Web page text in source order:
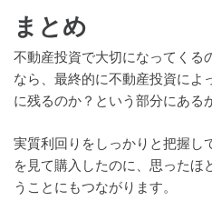
まとめ
不動産投資で大切になってくる
なら、最終的に不動産投資によ
に残るのか？という部分にある
実質利回りをしっかりと把握し
を見て購入したのに、思ったほ
うことにもつながります。